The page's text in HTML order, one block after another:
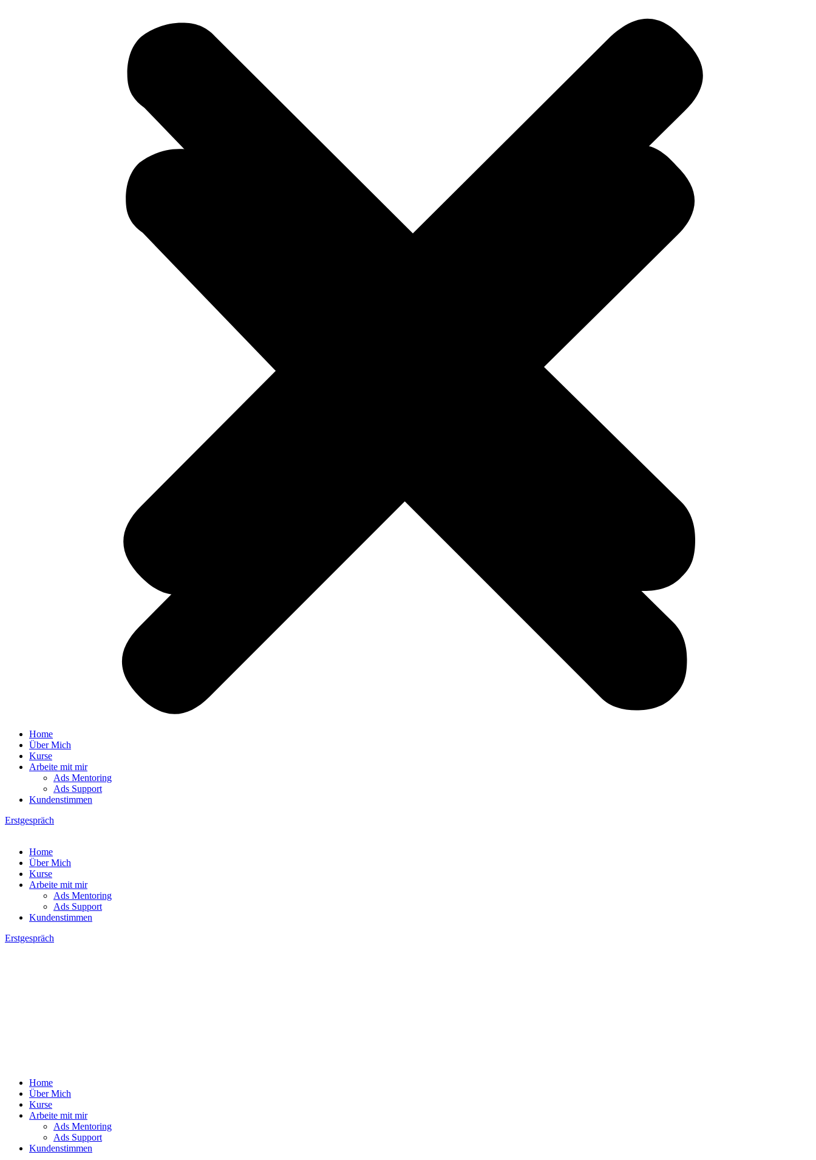
Home
Über Mich
Kurse
Arbeite mit mir
Ads Mentoring
Ads Support
Kundenstimmen
Erstgespräch
Home
Über Mich
Kurse
Arbeite mit mir
Ads Mentoring
Ads Support
Kundenstimmen
Erstgespräch
Home
Über Mich
Kurse
Arbeite mit mir
Ads Mentoring
Ads Support
Kundenstimmen